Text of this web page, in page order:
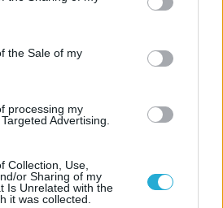
the Sale of my
processing my
Advertising.
Collection, Use,
or Sharing of my
Is Unrelated with the
it was collected.
próbálod megúszni
P.I. For Hire
egy
és jazz-zel teli